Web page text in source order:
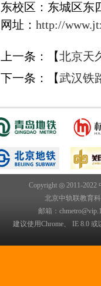
东校区：东城区东
网址： http://
上一条：【北京天
下一条：【武汉铁
Copyright ◎ 2011-2022
北京中轨联教育
邮箱：
建议使用Chrome、 IE 8.0